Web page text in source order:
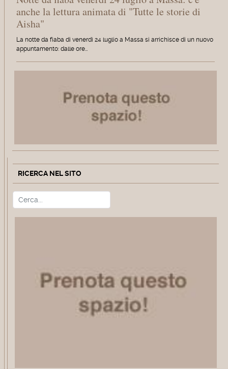
anche la lettura animata di "Tutte le storie di
Aisha"
La notte da fiaba di venerdì 24 luglio a Massa si arrichisce di un nuovo
appuntamento: dalle ore…
RICERCA NEL SITO
Cerca Type 2 or more characters for